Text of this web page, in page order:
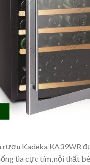
rượu Kadeka KA39WR
tia cực tím, nội thất